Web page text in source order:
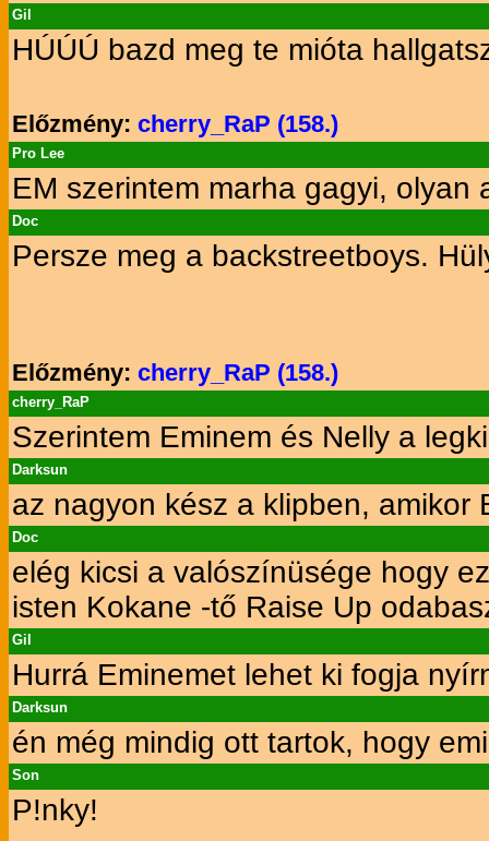
Gil
HÚÚÚ bazd meg te mióta
Előzmény: cherry_RaP (158.)
Pro Lee
EM szerintem marha gagyi,
Doc
Persze meg a backstreetboys.
Előzmény: cherry_RaP (158.)
cherry_RaP
Szerintem Eminem és Nelly a
Darksun
az nagyon kész a klipben, amikor
Doc
elég kicsi a valószínüsége hogy
isten Kokane -tő Raise Up
Gil
Hurrá Eminemet lehet ki fogja
Darksun
én még mindig ott tartok, hogy
Son
P!nky!